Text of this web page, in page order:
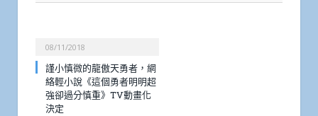
08/11/2018
謹小慎微的龍傲天勇者，網
絡輕小說《這個勇者明明超
強卻過分慎重》TV動畫化
決定